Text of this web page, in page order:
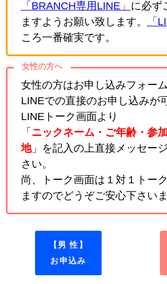
「BRANCH専用LINE」 に必ず
ますようお願い致します。
「
ころ一番確実です。
女性の方へ
女性の方はお申し込みフォー
LINEでの直接のお申し込みが
LINEトーク画面より
「 ニックネーム・ご年齢・参
地」を記入の上直接メッセー
さい。
尚、トーク画面は１対１トー
ますのでどうぞご安心下さいま
【男 性】
お申込み